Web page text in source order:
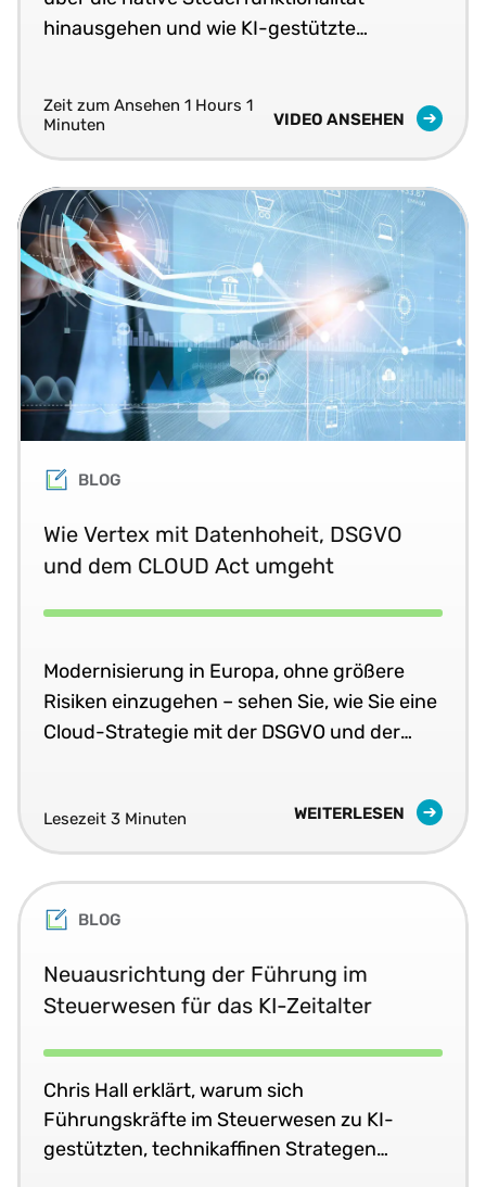
hinausgehen und wie KI-gestützte
Zeit zum Ansehen 1 Hours 1
Minuten
VIDEO ANSEHEN
BLOG
Wie Vertex mit Datenhoheit, DSGVO
und dem CLOUD Act umgeht
Modernisierung in Europa, ohne größere
Risiken einzugehen – sehen Sie, wie Sie eine
Cloud-Strategie mit der DSGVO und der
Lesezeit 3 Minuten WEITERLESEN
BLOG
Neuausrichtung der Führung im
Steuerwesen für das KI-Zeitalter
Chris Hall erklärt, warum sich
Führungskräfte im Steuerwesen zu KI-
gestützten, technikaffinen Strategen